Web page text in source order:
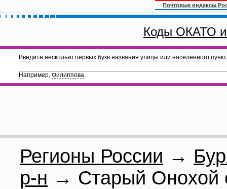
Почтовые индексы
Коды ОКАТО
Введите несколько первых букв названия улицы или населённого
Например, Филиппова.
Регионы России →
р-н → Старый Онохой